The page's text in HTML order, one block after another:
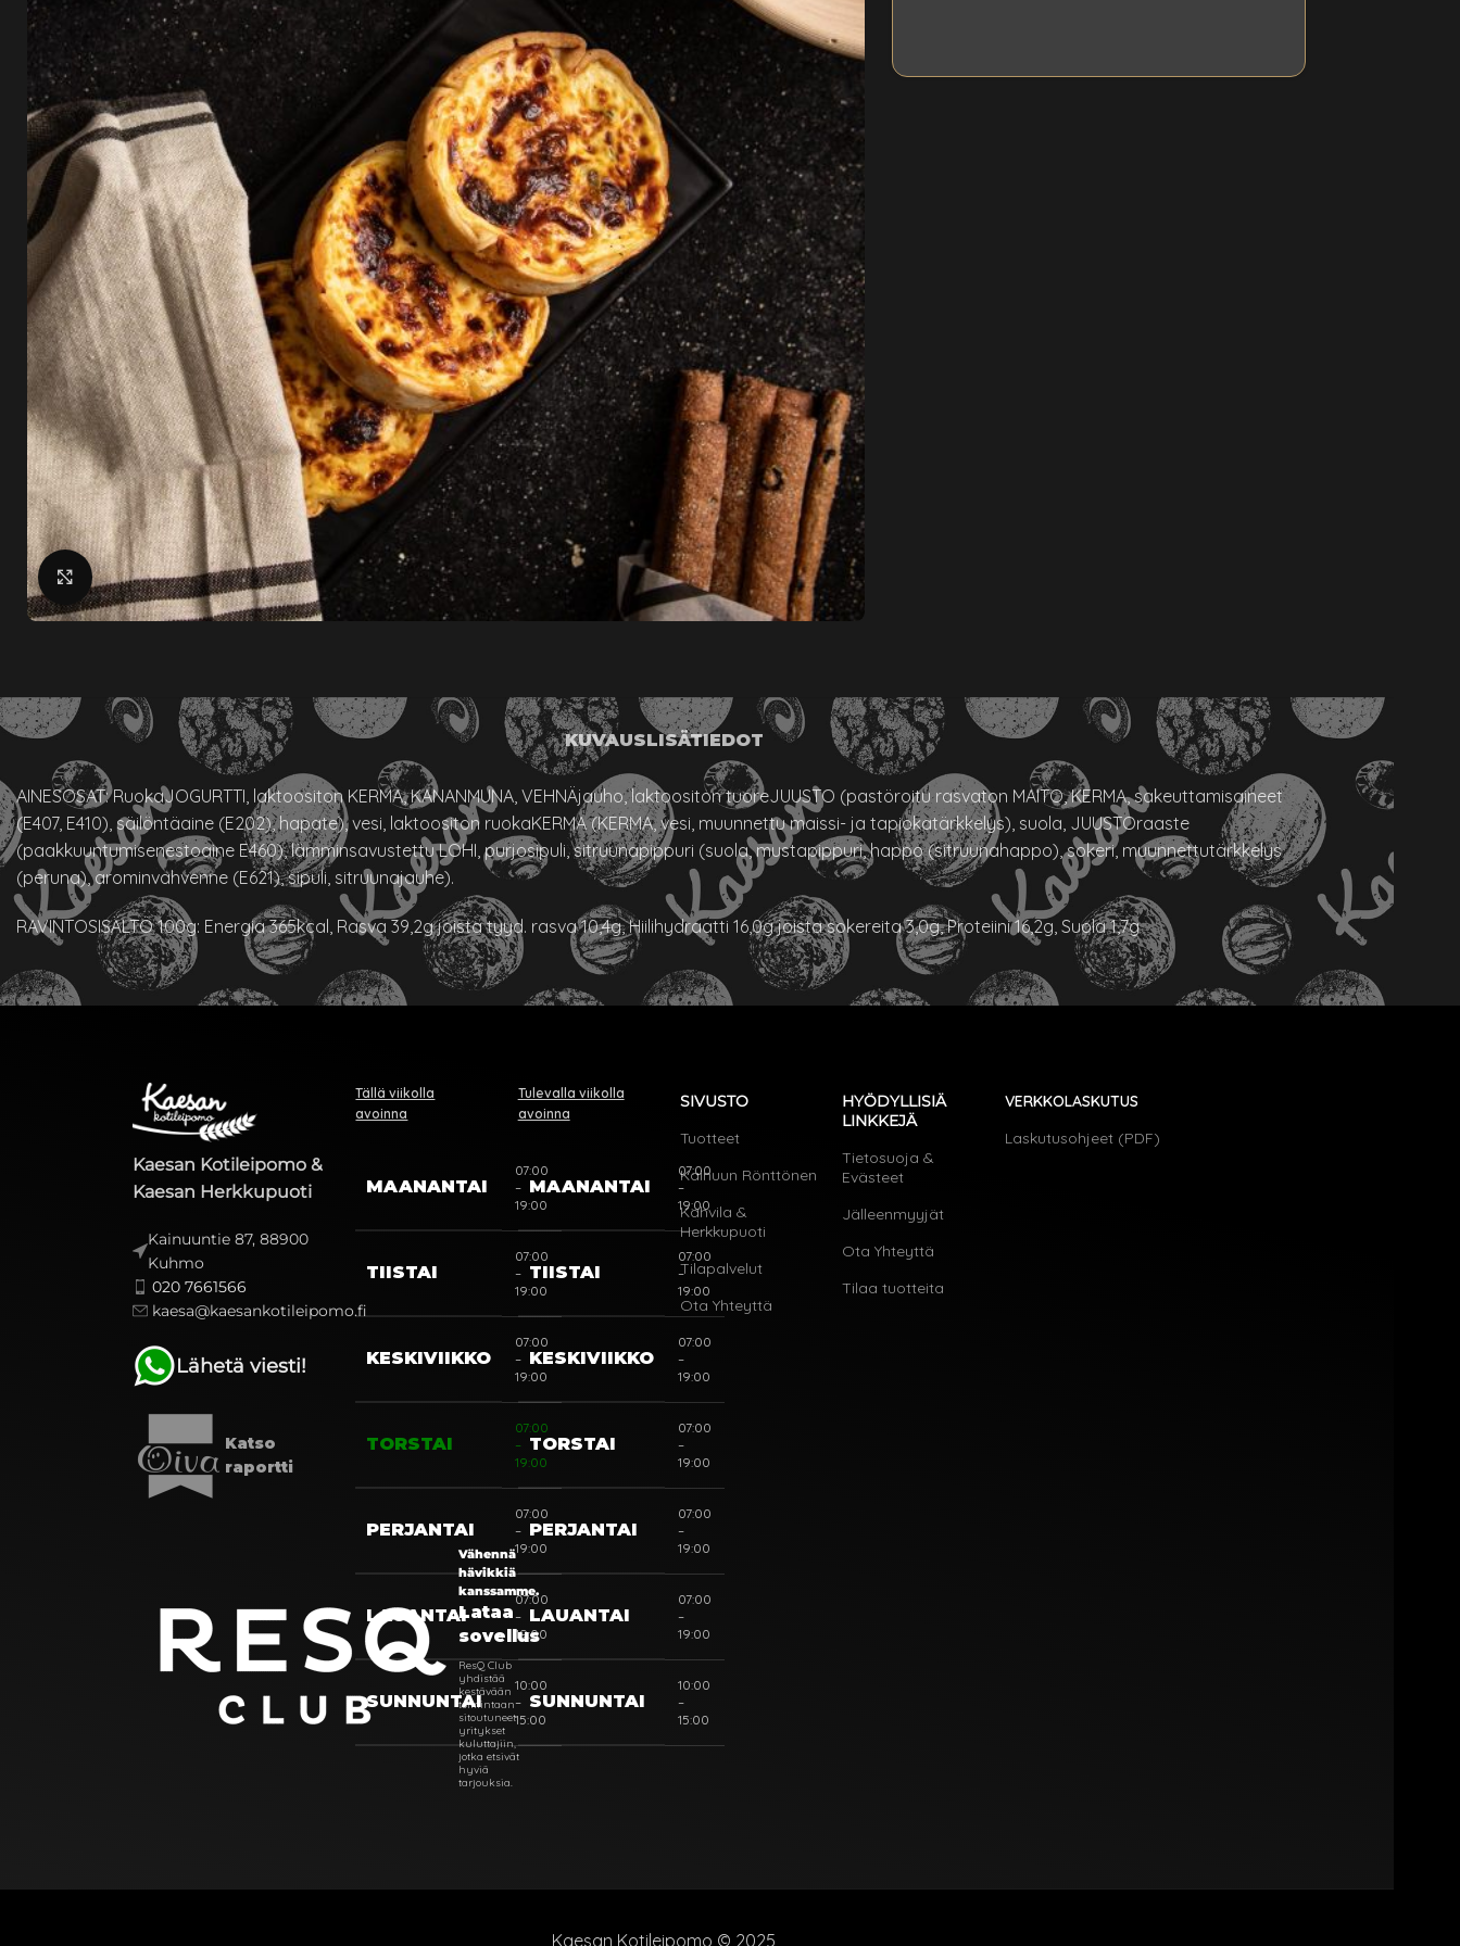
klikkaa suuremmaksi
KUVAUSLISÄTIEDOT
AINESOSAT: RuokaJOGURTTI, laktoositon KERMA, KANANMUNA, VEHNÄjauho, laktoositon tuoreJUUSTO (pastöroitu rasvaton MAITO, KERMA, sakeuttamisaineet
(E407, E410), säilöntäaine (E202), hapate), vesi, laktoositon ruokaKERMA (KERMA, vesi, muunnettu maissi- ja tapiokatärkkelys), suola, JUUSTOraaste
(paakkuuntumisenestoaine E460), lämminsavustettu LOHI, purjosipuli, sitruunapippuri (suola, mustapippuri, happo (sitruunahappo), sokeri, muunnettutärkkelys
(peruna), arominvahvenne (E621), sipuli, sitruunajauhe).
RAVINTOSISÄLTÖ 100g: Energia 365kcal, Rasva 39,2g joista tyyd. rasva 10,4g, Hiilihydraatti 16,0g joista sokereita 3,0g, Proteiini 16,2g, Suola 1,7g
Kaesan Kotileipomo &
Kaesan Herkkupuoti
Kainuuntie 87, 88900
Kuhmo
020 7661566
kaesa@kaesankotileipomo.fi
Lähetä viesti!
Katso
raportti
Vähennä
hävikkiä
kanssamme.
Lataa
sovellus
ResQ Club
yhdistää
kestävään
toimintaan
sitoutuneet
yritykset
kuluttajiin,
jotka etsivät
hyviä
tarjouksia.
Tällä viikolla
avoinna
MAANANTAI
07:00
–
19:00
TIISTAI
07:00
–
19:00
KESKIVIIKKO
07:00
–
19:00
TORSTAI
07:00
–
19:00
PERJANTAI
07:00
–
19:00
LAUANTAI
07:00
–
19:00
SUNNUNTAI
10:00
–
15:00
Tulevalla viikolla
avoinna
MAANANTAI
07:00
–
19:00
TIISTAI
07:00
–
19:00
KESKIVIIKKO
07:00
–
19:00
TORSTAI
07:00
–
19:00
PERJANTAI
07:00
–
19:00
LAUANTAI
07:00
–
19:00
SUNNUNTAI
10:00
–
15:00
SIVUSTO
Tuotteet
Kainuun Rönttönen
Kahvila &
Herkkupuoti
Tilapalvelut
Ota Yhteyttä
HYÖDYLLISIÄ
LINKKEJÄ
Tietosuoja &
Evästeet
Jälleenmyyjät
Ota Yhteyttä
Tilaa tuotteita
VERKKOLASKUTUS
Laskutusohjeet (PDF)
Kaesan Kotileipomo © 2025